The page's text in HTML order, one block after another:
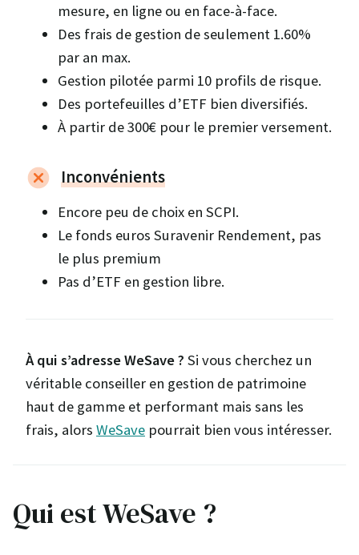
mesure, en ligne ou en face-à-face.
Des frais de gestion de seulement 1.60%
par an max.
Gestion pilotée parmi 10 profils de risque.
Des portefeuilles d’ETF bien diversifiés.
À partir de 300€ pour le premier versement.
Inconvénients
Encore peu de choix en SCPI.
Le fonds euros Suravenir Rendement, pas
le plus premium
Pas d’ETF en gestion libre.
À qui s’adresse WeSave ? Si vous cherchez un
véritable conseiller en gestion de patrimoine
haut de gamme et performant mais sans les
frais, alors WeSave pourrait bien vous intéresser.
Qui est WeSave ?